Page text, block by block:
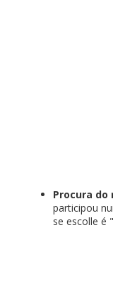
Procura do
participou
se escolle é